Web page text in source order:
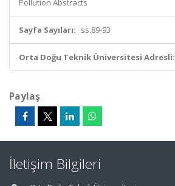
Pollution Abstracts
Sayfa Sayıları: ss.89-93
Orta Doğu Teknik Üniversitesi Adresli:
Paylaş
İletişim Bilgileri